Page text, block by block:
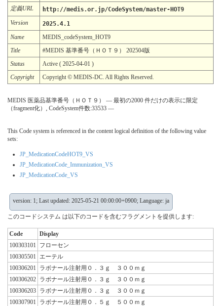
定義URL
http://medis.or.jp/CodeSystem/master-HOT9
Version
2025.4.1
Name
MEDIS_codeSystem_HOT9
Title
#MEDIS 基準番号（ＨＯＴ９） 202504版
Status
Active ( 2025-04-01 )
Copyright
Copyright © MEDIS-DC. All Rights Reserved.
MEDIS 医薬品基準番号（ＨＯＴ９） — 最初の2000 件だけの表示に限定
（fragment化）, CodeSystem件数:33533 —
This Code system is referenced in the content logical definition of the following value
sets:
JP_MedicationCodeHOT9_VS
JP_MedicationCode_Immunization_VS
JP_MedicationCode_VS
version: 1; Last updated: 2025-05-21 00:00:00+0900; Language: ja
このコードシステム は以下のコードを含むフラグメントを提供します:
Code
Display
100303101
フローセン
100305501
エーテル
100306201
ラボナール注射用０．３ｇ ３００ｍｇ
100306202 ラボナール注射用０．３ｇ ３００ｍｇ
100306203 ラボナール注射用０．３ｇ ３００ｍｇ
100307901
ラボナール注射用０．５ｇ ５００ｍｇ